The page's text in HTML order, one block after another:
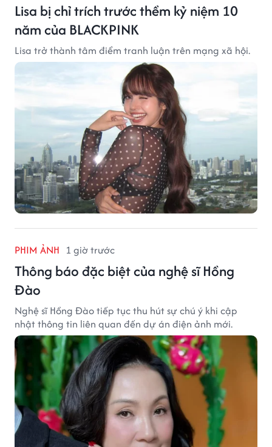
Lisa bị chỉ trích trước thềm kỷ niệm 10
năm của BLACKPINK
Lisa trở thành tâm điểm tranh luận trên mạng xã hội.
PHIM ẢNH 1 giờ trước
Thông báo đặc biệt của nghệ sĩ Hồng
Đào
Nghệ sĩ Hồng Đào tiếp tục thu hút sự chú ý khi cập
nhật thông tin liên quan đến dự án điện ảnh mới.